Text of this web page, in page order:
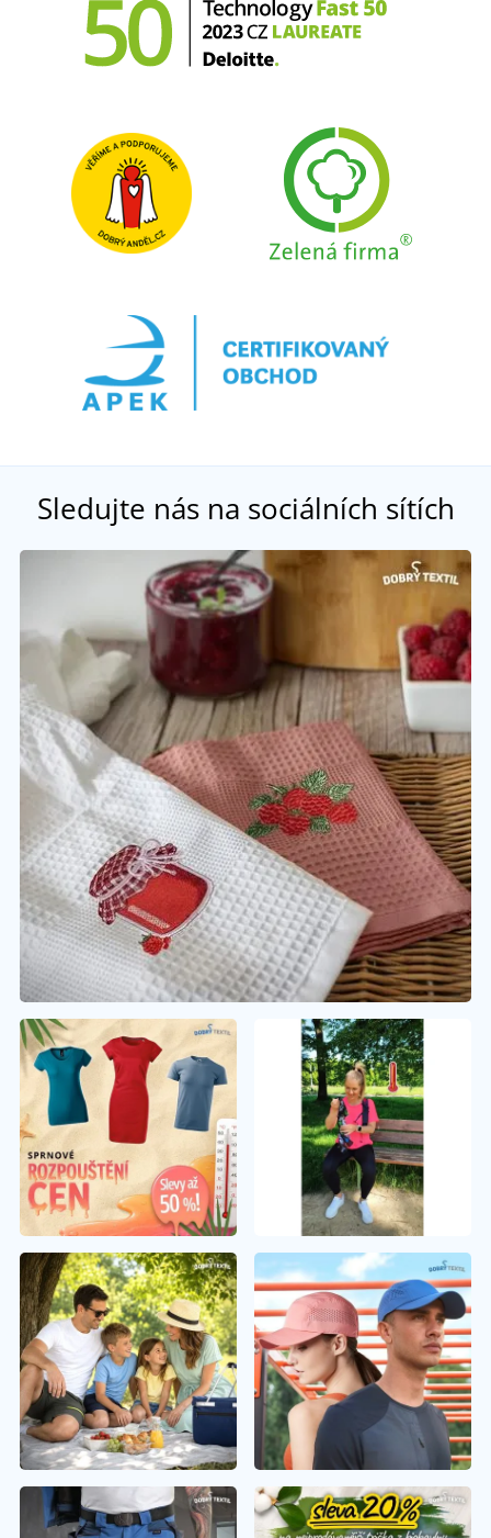
Sledujte nás na sociálních sítích